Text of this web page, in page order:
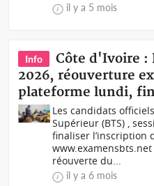
il y a 5 mois
Info
Côte d'Ivoire :
2026, réouverture
plateforme lundi,
Les candidats
Supérieur (BTS) ,
finaliser l’inscription
réouverte du...
il y a 6 mois